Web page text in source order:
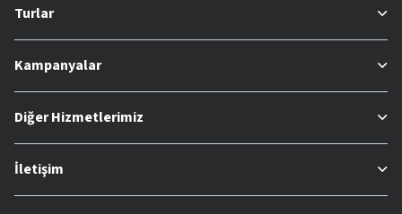
Turlar
Kampanyalar
Diğer Hizmetlerimiz
İletişim